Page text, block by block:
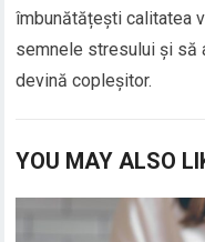
îmbunătățești calitatea
semnele stresului și să
devină copleșitor.
YOU MAY ALSO